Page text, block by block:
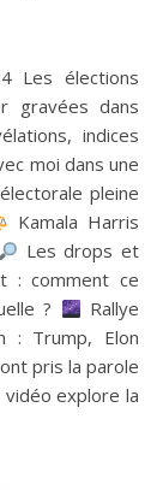
gravées dans
indices
moi dans une
pleine
Kamala Harris
Les drops et
: comment ce
?
Rallye
: Trump, Elon
pris la parole
explore la